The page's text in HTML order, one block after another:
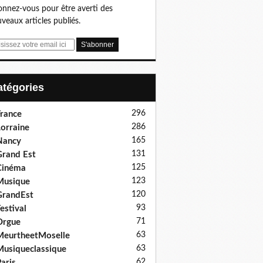
vous pour être averti des
articles publiés.
296
286
165
Est 131
125
123
120
93
71
63
63